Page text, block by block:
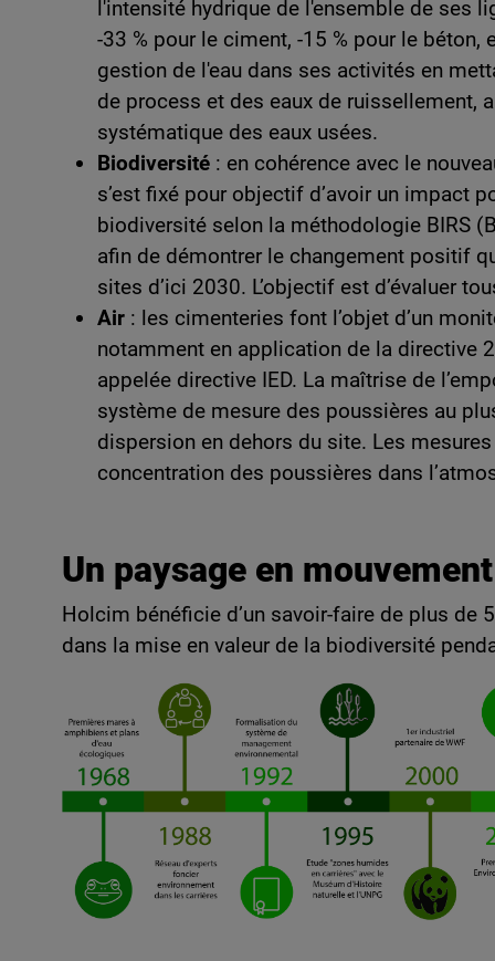
l'intensité hydrique de l'ensemble de ses
-33 % pour le ciment, -15 % pour le
gestion de l'eau dans ses activités en
de process et des eaux de ruissellement,
systématique des eaux usées.
Biodiversité : en cohérence avec le
s’est fixé pour objectif d’avoir un impact
biodiversité selon la méthodologie BIRS
afin de démontrer le changement positif
sites d’ici 2030. L’objectif est d’évaluer
Air : les cimenteries font l’objet d’un
notamment en application de la directive
appelée directive IED. La maîtrise de
système de mesure des poussières au
dispersion en dehors du site. Les
concentration des poussières dans
Un paysage en mouvement
Holcim bénéficie d’un savoir-faire de plus de
dans la mise en valeur de la biodiversité